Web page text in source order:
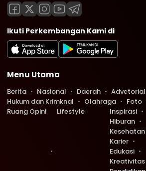
Ikuti Perkembangan Kami di
Menu Utama
Berita Nasional Daerah
Advetorial
Hukum dan Krimknal
Olahraga Foto
Ruang Opini
Lifestyle
Inspirasi
Hiburan
Kesehatan
Karier
Edukasi
Kreativitas